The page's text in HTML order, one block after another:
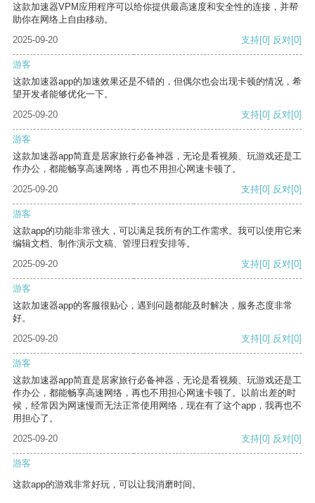
这款加速器VPM应用程序可以给你提供最高速度和安全性的连接，并帮
助你在网络上自由移动。
2025-09-20
支持[0] 反对[0]
游客
这款加速器app的加速效果还是不错的，但偶尔也会出现卡顿的情况，希
望开发者能够优化一下。
2025-09-20
支持[0] 反对[0]
游客
这款加速器app简直是居家旅行必备神器，无论是看视频、玩游戏还是工
作办公，都能畅享高速网络，再也不用担心网速卡顿了。
2025-09-20
支持[0] 反对[0]
游客
这款app的功能非常强大，可以满足我所有的工作需求。我可以使用它来
编辑文档、制作演示文稿、管理日程安排等。
2025-09-20
支持[0] 反对[0]
游客
这款加速器app的客服很贴心，遇到问题都能及时解决，服务态度非常
好。
2025-09-20
支持[0] 反对[0]
游客
这款加速器app简直是居家旅行必备神器，无论是看视频、玩游戏还是工
作办公，都能畅享高速网络，再也不用担心网速卡顿了。以前出差的时
候，经常因为网速慢而无法正常使用网络，现在有了这个app，我再也不
用担心了。
2025-09-20
支持[0] 反对[0]
游客
这款app的游戏非常好玩，可以让我消磨时间。